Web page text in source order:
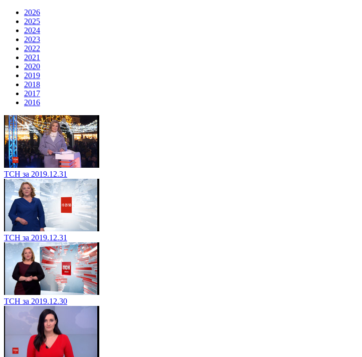
2026
2025
2024
2023
2022
2021
2020
2019
2018
2017
2016
ТСН за 2019.12.31
ТСН за 2019.12.31
ТСН за 2019.12.30